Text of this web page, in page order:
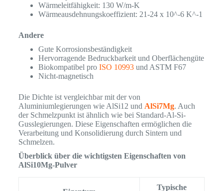
Wärmeleitfähigkeit: 130 W/m-K
Wärmeausdehnungskoeffizient: 21-24 x 10^-6 K^-1
Andere
Gute Korrosionsbeständigkeit
Hervorragende Bedruckbarkeit und Oberflächengüte
Biokompatibel pro ISO 10993und ASTM F67
Nicht-magnetisch
Die Dichte ist vergleichbar mit der von
Aluminiumlegierungen wie AlSi12 und AlSi7Mg. Auch
der Schmelzpunkt ist ähnlich wie bei Standard-Al-Si-
Gusslegierungen. Diese Eigenschaften ermöglichen die
Verarbeitung und Konsolidierung durch Sintern und
Schmelzen.
Überblick über die wichtigsten Eigenschaften von
AlSi10Mg-Pulver
Typische